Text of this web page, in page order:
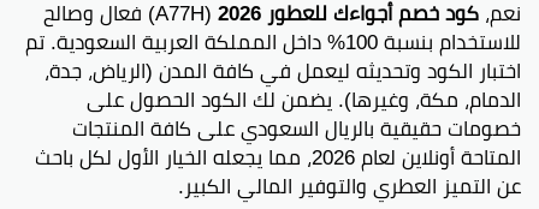
نعم،كود خصم أجواءك للعطور 2026 (A77H) فعال وصالح
للاستخدام بنسبة 100% داخل المملكة العربية السعودية. تم
اختبار الكود وتحديثه ليعمل في كافة المدن (الرياض، جدة،
الدمام، مكة، وغيرها). يضمن لك الكود الحصول على
خصومات حقيقية بالريال السعودي على كافة المنتجات
المتاحة أونلاين لعام 2026، مما يجعله الخيار الأول لكل باحث
عن التميز العطري والتوفير المالي الكبير.